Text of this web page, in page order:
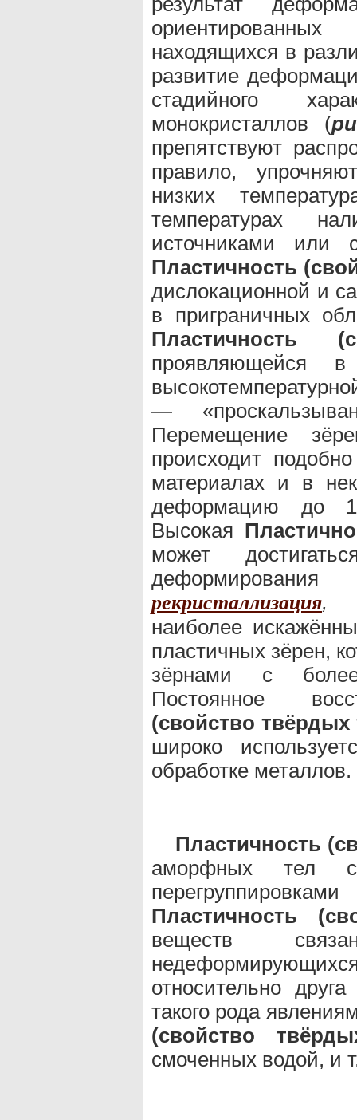
находящихся в
развитие
стадийного
монокристаллов (
препятствуют
правило,
низких
температурах
источниками или
Пластичность
дислокационной и
в приграничных
Пластичность
проявляющейся в
—
Перемещение
происходит
материалах и в
деформацию до
Высокая
может
рекристаллизация,
наиболее
пластичных зёрен,
зёрнами с более
Постоянное
(свойство твёрдых
широко
обработке металлов.
Пластичность
аморфных тел
Пластичность
веществ
относительно
такого рода
(свойство
смоченных водой, и